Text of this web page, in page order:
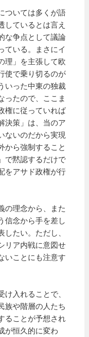
ついては多くが語
しているとは言え
な争点として議論
ている。まさにイ
理」を主張して欧
使で乗り切るのが
いった中東の独裁
ったので、ここま
権に従っていれば
決策」は、当のア
ないのだから実現
から強制すること
で黙認するだけで
をアサド政権が行
の理念から、また
信念から手を差し
たい。ただし、
リア内戦に意図せ
いことにも注意す
入れることで、
族や階層の人たち
ることが予想され
が恒久的に変わ